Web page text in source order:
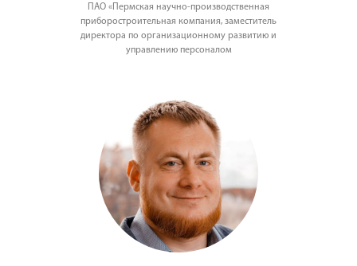
ПАО «Пермская научно-производственная
приборостроительная компания, заместитель
директора по организационному развитию и
управлению персоналом